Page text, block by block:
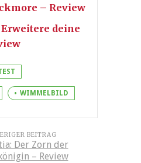
– Review
deine
WIMMELBILD
BEITRAG
Der Zorn der
– Review